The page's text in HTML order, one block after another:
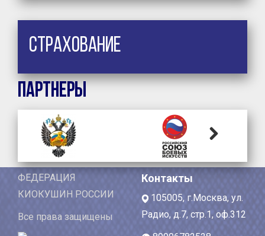
Страхование
Партнеры
ФЕДЕРАЦИЯ
КИОКУШИН РОССИИ
Все права защищены
Контакты
105005, г.Москва, ул.
Радио, д.7, стр.1, оф.312